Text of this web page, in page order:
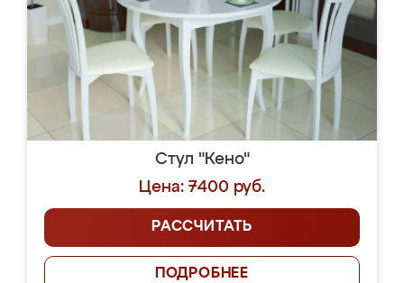
Стул "Кено"
Цена: 7400 руб.
РАССЧИТАТЬ
ПОДРОБНЕЕ